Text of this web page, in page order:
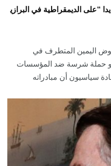
“على الديمقراطية في البرازي
06 أيلول/ سبتمبر 2021 يخوض اليمين المتطرف في
حملة شرسة ضد المؤسسات
سياسيون أن مبادراته